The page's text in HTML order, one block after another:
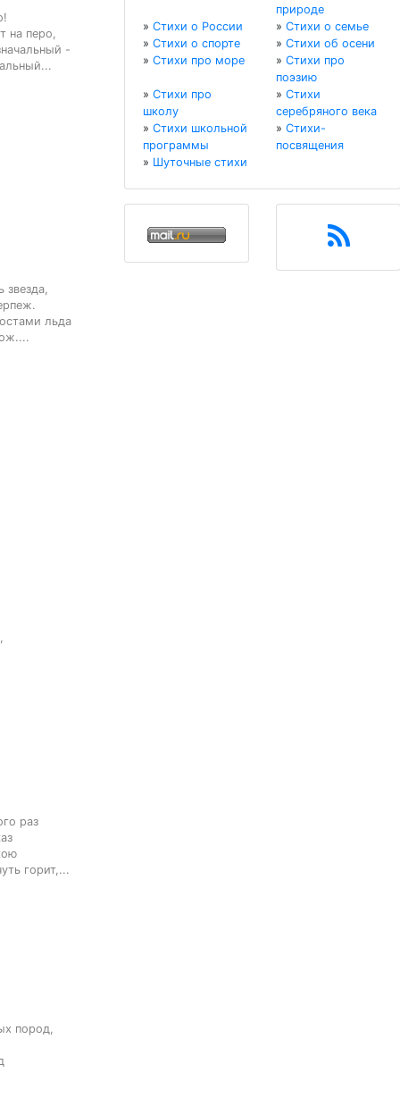
на перо,
-
звезда,
льда
раз
горит,...
пород,
природе
» Стихи о России » Стихи о семье
» Стихи о спорте » Стихи об осени
» Стихи про море » Стихи про
поэзию
» Стихи про
школу
» Стихи
серебряного века
» Стихи школьной
программы
» Стихи-
посвящения
» Шуточные стихи